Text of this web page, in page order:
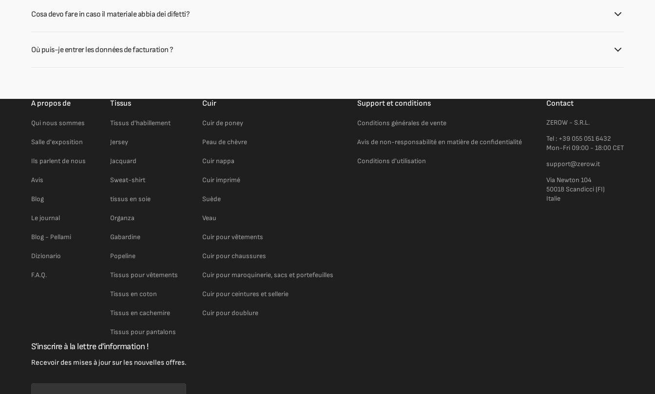
Cosa devo fare in caso il materiale abbia dei difetti?
Où puis-je entrer les données de facturation ?
A propos de
Qui nous sommes
Salle d'exposition
Ils parlent de nous
Avis
Blog
Le journal
Blog - Pellami
Dizionario
F.A.Q.
Tissus
Tissus d'habillement
Jersey
Jacquard
Sweat-shirt
tissus en soie
Organza
Gabardine
Popeline
Tissus pour vêtements
Tissus en coton
Tissus en cachemire
Tissus pour pantalons
Cuir
Cuir de poney
Peau de chèvre
Cuir nappa
Cuir imprimé
Suède
Veau
Cuir pour vêtements
Cuir pour chaussures
Cuir pour maroquinerie, sacs et portefeuilles
Cuir pour ceintures et sellerie
Cuir pour doublure
Support et conditions
Conditions générales de vente
Avis de non-responsabilité en matière de confidentialité
Conditions d'utilisation
Contact
ZEROW - S.R.L.
Tel : +39 055 051 6432
Mon-Fri 09:00 - 18:00 CET
support@zerow.it
Via Newton 104
50018 Scandicci (FI)
Italie
S'inscrire à la lettre d'information !
Recevoir des mises à jour sur les nouvelles offres.